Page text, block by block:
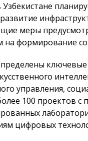
меры
на формирование
управления,
100 проектов
цифровых